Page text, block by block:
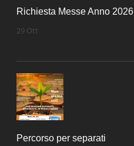
Richiesta Messe Anno 2026
29 Ott
Percorso per separati